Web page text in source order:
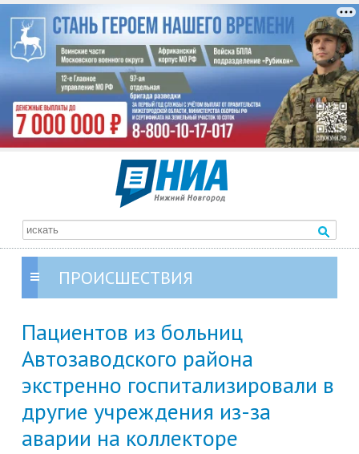
ПРОИСШЕСТВИЯ
Пациентов из больниц
Автозаводского района
экстренно госпитализировали в
другие учреждения из-за
аварии на коллекторе